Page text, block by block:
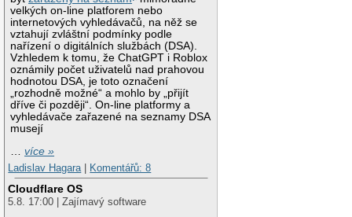
velkých on-line platforem nebo
internetových vyhledávačů, na něž se
vztahují zvláštní podmínky podle
nařízení o digitálních službách (DSA).
Vzhledem k tomu, že ChatGPT i Roblox
oznámily počet uživatelů nad prahovou
hodnotou DSA, je toto označení
„rozhodně možné“ a mohlo by „přijít
dříve či později“. On-line platformy a
vyhledávače zařazené na seznamy DSA
musejí
…více »
Ladislav Hagara| Komentářů: 8
Cloudflare OS
5.8. 17:00 | Zajímavý software